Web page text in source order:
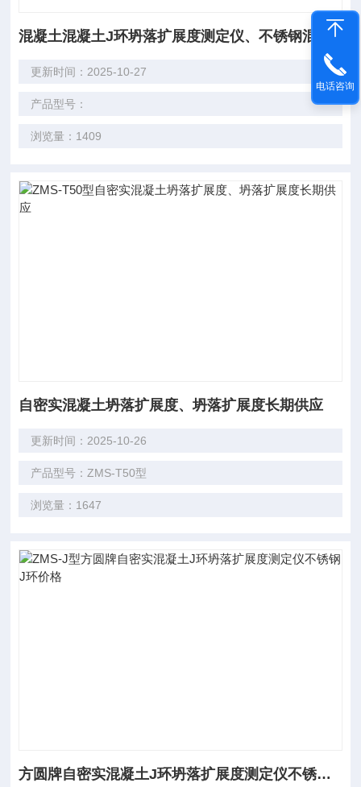
更新时间：2025-10-27
产品型号：
浏览量：1409
自密实混凝土坍落扩展度、坍落扩展度长期供应
更新时间：2025-10-26
产品型号：ZMS-T50型
浏览量：1647
方圆牌自密实混凝土J环坍落扩展度测定仪不锈钢J环价格
电话咨询